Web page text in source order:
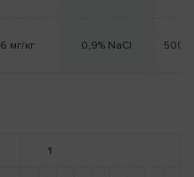
6 мг/кг 0,9% NaCl 500
1